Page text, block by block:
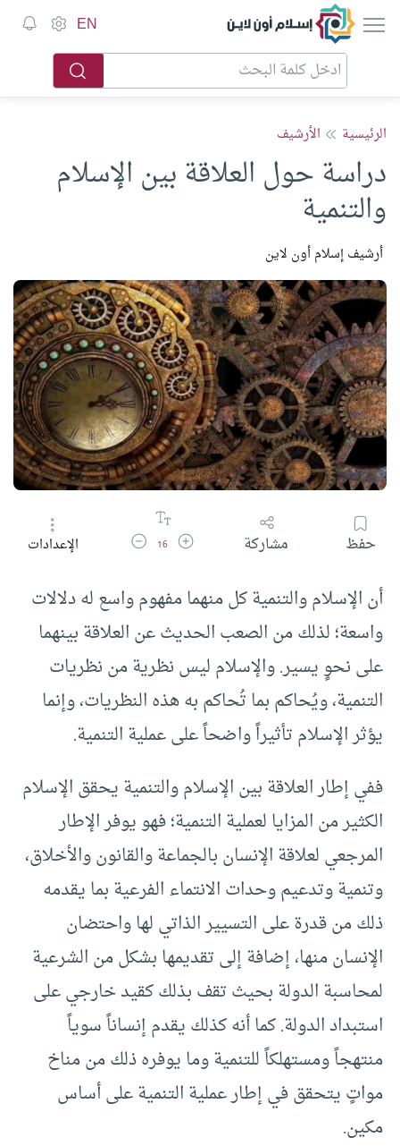
إسلام أون لاين EN
الرئيسية الأرشيف
دراسة حول العلاقة بين الإسلام
والتنمية
أرشيف إسلام أون لاين
حفظ مشاركة زيادة حجم الخط
16 تقليل حجم الخطالإعدادات
أن الإسلام والتنمية كل منهما مفهوم واسع له دلالات
واسعة؛ لذلك من الصعب الحديث عن العلاقة بينهما
على نحوٍ يسير. والإسلام ليس نظرية من نظريات
التنمية، ويُحاكم بما تُحاكم به هذه النظريات، وإنما
يؤثر الإسلام تأثيراً واضحاً على عملية التنمية.
ففي إطار العلاقة بين الإسلام والتنمية يحقق الإسلام
الكثير من المزايا لعملية التنمية؛ فهو يوفر الإطار
المرجعي لعلاقة الإنسان بالجماعة والقانون والأخلاق،
وتنمية وتدعيم وحدات الانتماء الفرعية بما يقدمه
ذلك من قدرة على التسيير الذاتي لها واحتضان
الإنسان منها، إضافة إلى تقديمها بشكل من الشرعية
لمحاسبة الدولة بحيث تقف بذلك كقيد خارجي على
استبداد الدولة. كما أنه كذلك يقدم إنساناً سوياً
منتهجاً ومستهلكاً للتنمية وما يوفره ذلك من مناخ
مواتٍ يتحقق في إطار عملية التنمية على أساس
مكين.